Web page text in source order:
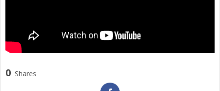
0 Shares